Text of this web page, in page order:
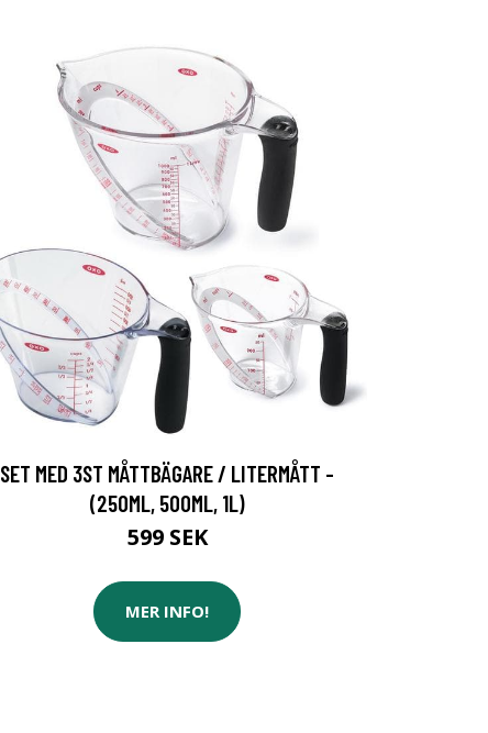
SET MED 3ST MÅTTBÄGARE / LITERMÅTT -
(250ML, 500ML, 1L)
599 SEK
MER INFO!